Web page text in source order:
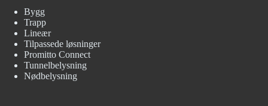
Bygg
Trapp
Lineær
Tilpassede løsninger
Promitto Connect
Tunnelbelysning
Nødbelysning